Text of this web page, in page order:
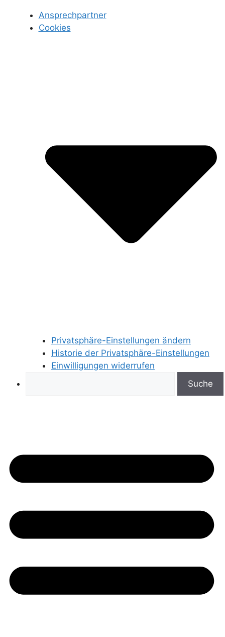
Ansprechpartner
Cookies
Privatsphäre-Einstellungen ändern
Historie der Privatsphäre-Einstellungen
Einwilligungen widerrufen